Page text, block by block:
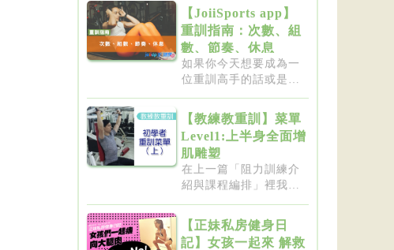
【JoiiSports app】
重訓指南：次數、組
數、節奏、休息
如果你今天想要成為一
位重訓高手的話或是想
【教練教重訓】菜單
Level1:上半身全面增
肌雕塑
在上一篇「阻力訓練介
紹與課程編排」裡我們
【正妹私房健身日
記】女孩一起來 解救